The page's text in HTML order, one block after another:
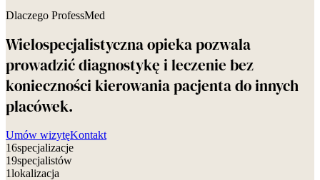
Dlaczego ProfessMed
Wielospecjalistyczna opieka pozwala
prowadzić diagnostykę i leczenie bez
konieczności kierowania pacjenta do innych
placówek.
Umów wizytęKontakt
16specjalizacje
19specjalistów
1lokalizacja